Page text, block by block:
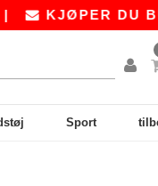
KJØPER DU
Sport